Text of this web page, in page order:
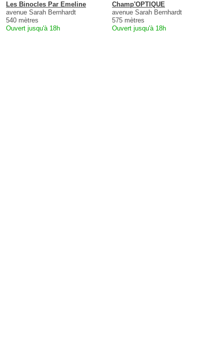
Les Binocles Par Emeline
avenue Sarah Bernhardt
540 mètres
Ouvert jusqu'à 18h
Champ'OPTIQUE
avenue Sarah Bernhardt
575 mètres
Ouvert jusqu'à 18h